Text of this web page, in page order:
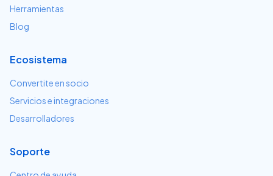
Herramientas
Blog
Ecosistema
Convertite en socio
Servicios e integraciones
Desarrolladores
Soporte